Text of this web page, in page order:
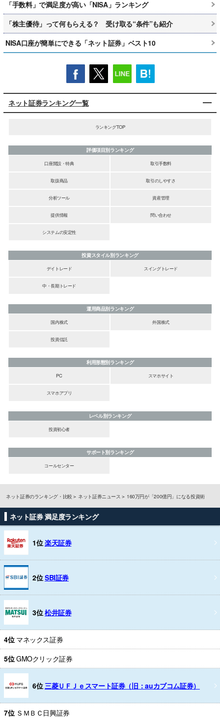
「手数料」で満足度が高い「NISA」ランキング
「株主優待」って何もらえる？ 受け取る“条件”も紹介
NISA口座が簡単にできる「ネット証券」ベスト10
ネット証券ランキング一覧
ランキングTOP
評価項目別ランキング
口座開設・特典
取引手数料
取扱商品 取引のしやすさ
分析ツール 資産管理
提供情報 問い合わせ
システムの安定性
投資スタイル別ランキング
デイトレード
スイングトレード
中・長期トレード
運用商品別ランキング
国内株式
外国株式
投資信託
利用形態別ランキング
PC
スマホサイト
スマホアプリ
レベル別ランキング
投資初心者
サポート別ランキング
コールセンター
ネット証券のランキング・比較 ネット証券ニュース 160万円が「200億円」になる投資術
ネット証券 満足度ランキング
1位楽天証券
2位SBI証券
3位松井証券
4位 マネックス証券
5位GMOクリック証券
6位 三菱ＵＦＪｅスマート証券（旧：auカブコム証券）
7位 ＳＭＢＣ日興証券